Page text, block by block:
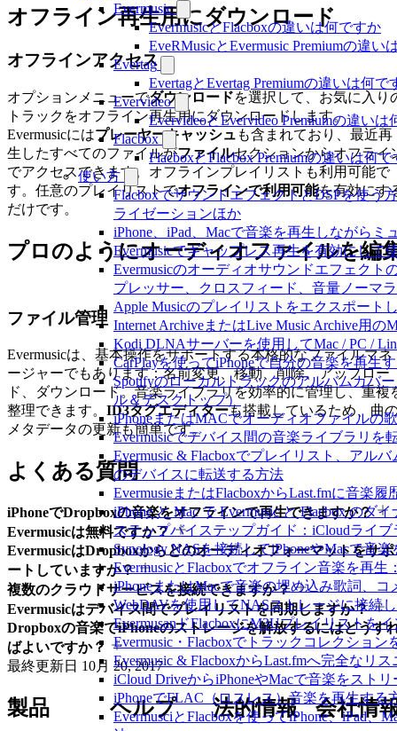
Evermusic
EvermusicとFlacboxの違いは何ですか
EveRMusicとEvermusic Premiumの違い
Evertag
EvertagとEvertag Premiumの違いは何で
Evervideo
EvervideoとEvervideo Premiumの違いは
Flacbox
FlacboxとFlacbox Premiumの違いは何
使い方
FlacboxでサウンドエフェクトとDSPを使う
ライゼーションほか
iPhone、iPad、Macで音楽を再生しながら
Evermusicでギャップレス再生を有効にして
Evermusicのオーディオサウンドエフェク
プレッサー、クロスフィード、音量ノーマ
Apple Musicのプレイリストをエクスポート
Internet ArchiveまたはLive Music Archive用
Kodi DLNAサーバーを使用してMac / PC /
CarPlayを使ってiPhoneで自分の音楽を再生
Spotifyのローカルトラックのアルバムカバ
ル＆デスクトップ）
iPhoneまたはMACでオーディオファイルの
Evermusicでデバイス間の音楽ライブラリ
Evermusic & Flacboxでプレイリスト、アル
のデバイスに転送する方法
EvermusieまたはFlacboxからLast.fmに音楽
iPhone と Mac で Evermusic と Flacbox の
ステップバイステップガイド：iCloudライ
Synology NASを接続してiPhoneやMacで音
EvermusicとFlacboxでオフライン音楽を再
iPhoneまたはMacで音楽の埋め込み歌詞、
WebDAVを使用してNASストレージに接続
EvermusanドFlacboxにM3Uプレイリストを
Evermusic・Flacboxでトラックコレクショ
Evermusic & FlacboxからLast.fmへ完全なリ
iCloud DriveからiPhoneやMacで音楽をスト
iPhoneでFLAC（ロスレス）音楽を再生する
EvermusciとFlacboxを使ってiPhone、iPad
オフライン再生用にダウンロード
オフラインアクセス
オプションメニューでダウンロードを選択して、お気に入り
トラックをオフライン再生用にダウンロードします。
Evermusicにはプレーヤーキャッシュ も含まれており、最近再
生したすべてのファイルがファイルセクションからオフライ
でアクセスできます。オフラインプレイリストも利用可能で
す。任意のプレイリストでオフラインで利用可能を有効にす
だけです。
プロのようにオーディオファイルを編
ファイル管理
Evermusicは、基本操作をサポートする本格的なファイルマネ
ージャーでもあります：名前変更、移動、削除、アップロー
ド、ダウンロード。音楽ライブラリを効率的に管理し、重複
整理できます。 ID3タグエディターも搭載しているため、曲
メタデータの更新も簡単です。
よくある質問
iPhoneでDropboxの音楽をオフラインで再生できますか？
Evermusicは無料ですか？
EvermusicはDropboxからどのオーディオフォーマットをサポ
ートしていますか？
複数のクラウドサービスを接続できますか？
Evermusicはデバイス間でプレイリストを同期しますか？
Dropboxの音楽でiPhoneのストレージを解放するにはどうす
ばよいですか？
最終更新日 10月 20, 2017
製品 ヘルプ 法的情報 会社情